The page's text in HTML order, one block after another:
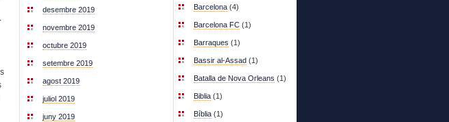
desembre 2019
novembre 2019
octubre 2019
setembre 2019
agost 2019
juliol 2019
juny 2019
Barcelona (4)
Barcelona FC (1)
Barraques (1)
Bassir al-Assad (1)
Batalla de Nova Orleans (1)
Biblia (1)
Bíblia (1)